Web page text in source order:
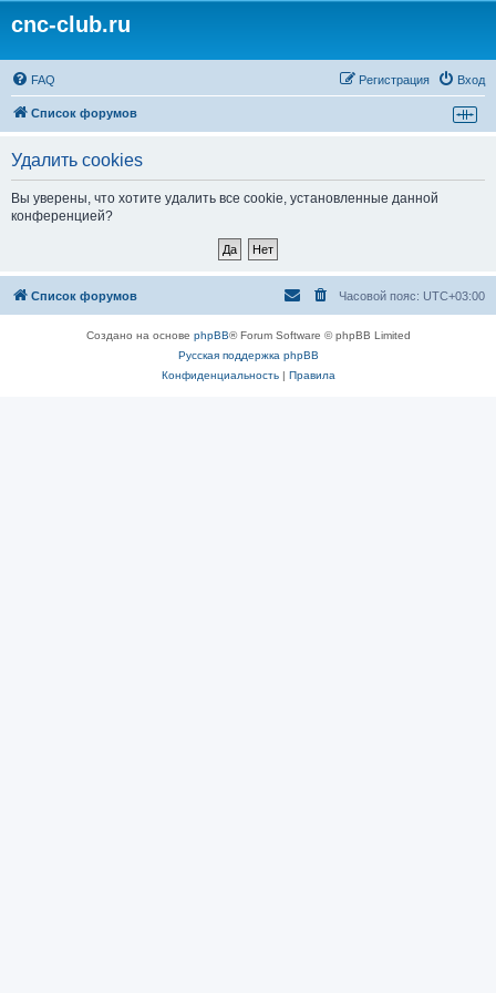
cnc-club.ru
FAQ Вход
Регистрация
Список форумов
Удалить cookies
Вы уверены, что хотите удалить все cookie, установленные данной
конференцией?
Список форумов Часовой пояс: UTC+03:00
Создано на основе phpBB® Forum Software © phpBB Limited
Русская поддержка phpBB
Конфиденциальность| Правила